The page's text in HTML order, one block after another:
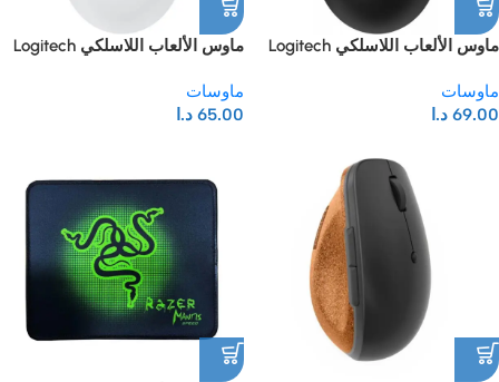
ماوس الألعاب اللاسلكي Logitech
ماوسات
69.00 د.ا
ماوس الألعاب اللاسلكي Logitech
قابلة للبرمجة، متوافق مع أجهزة
أبيض
ماوسات
65.00 د.ا